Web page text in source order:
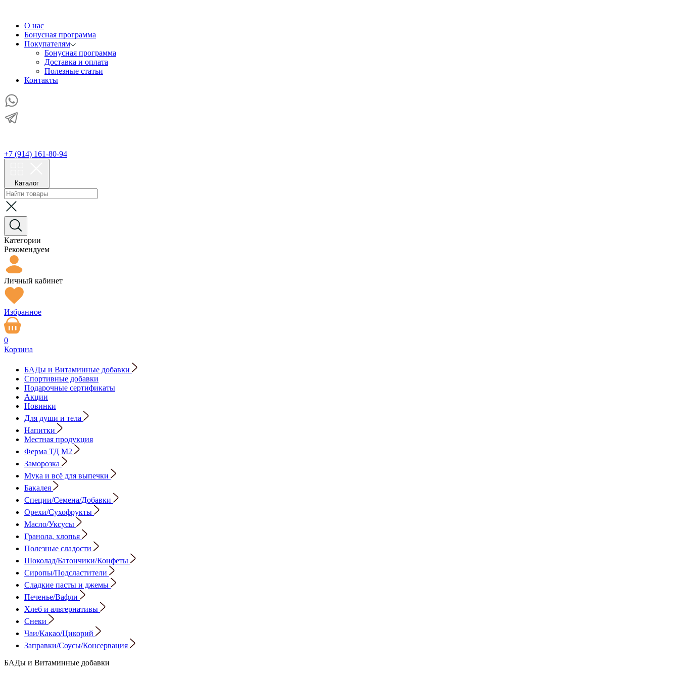
О нас
Бонусная программа
Покупателям
Бонусная программа
Доставка и оплата
Полезные статьи
Контакты
+7 (914) 161-80-94
Каталог
Категории
Рекомендуем
Личный кабинет
Избранное
0
Корзина
БАДы и Витаминные добавки
Спортивные добавки
Подарочные сертификаты
Акции
Новинки
Для души и тела
Напитки
Местная продукция
Ферма ТД М2
Заморозка
Мука и всё для выпечки
Бакалея
Специи/Семена/Добавки
Орехи/Сухофрукты
Масло/Уксусы
Гранола, хлопья
Полезные сладости
Шоколад/Батончики/Конфеты
Сиропы/Подсластители
Сладкие пасты и джемы
Печенье/Вафли
Хлеб и альтернативы
Снеки
Чаи/Какао/Цикорий
Заправки/Соусы/Консервация
БАДы и Витаминные добавки